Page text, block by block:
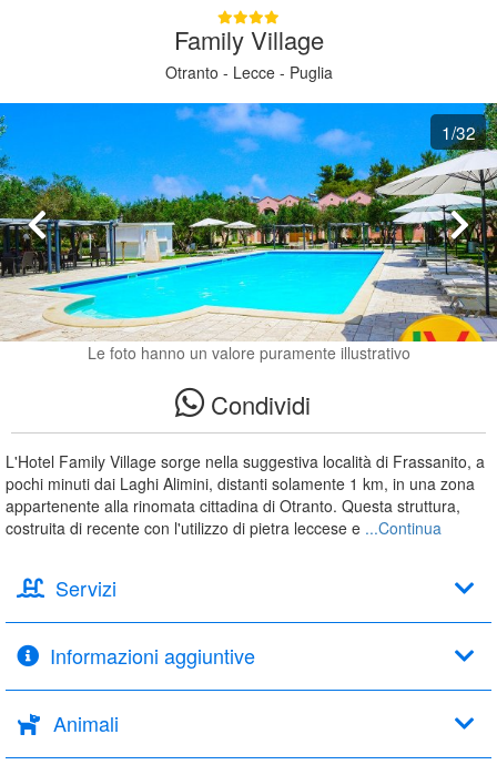
Family Village
Otranto - Lecce - Puglia
1/32
Le foto hanno un valore puramente illustrativo
Condividi
L'Hotel Family Village sorge nella suggestiva località di Frassanito, a
pochi minuti dai Laghi Alimini, distanti solamente 1 km, in una zona
appartenente alla rinomata cittadina di Otranto. Questa struttura,
costruita di recente con l'utilizzo di pietra leccese e ...Continua
Servizi
Informazioni aggiuntive
Animali